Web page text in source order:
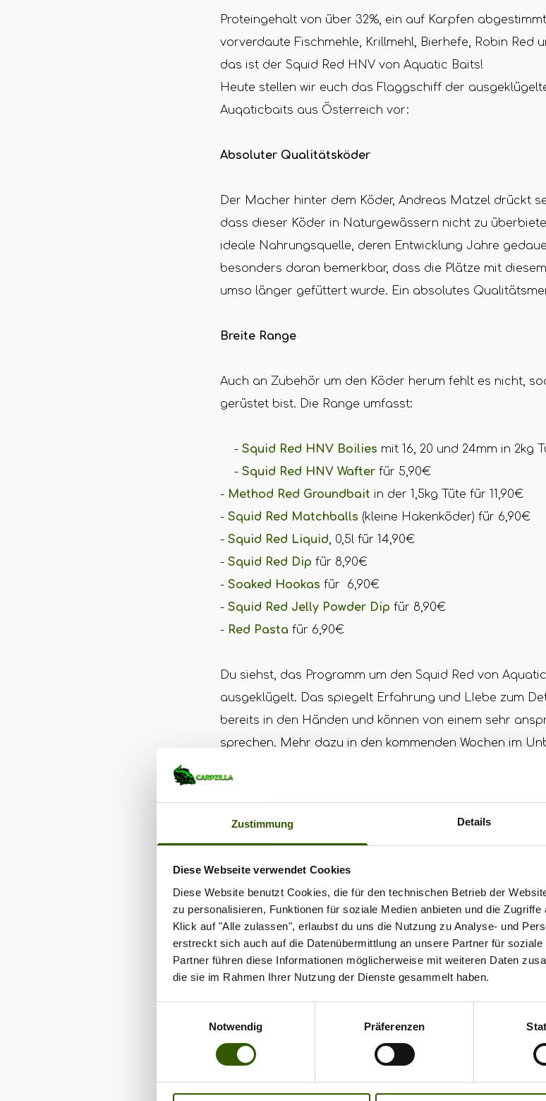
Zustimmung Details
Diese Webseite verwendet Cookies
Diese Website benutzt Cookies, die für den technischen Betrieb der
zu personalisieren, Funktionen für soziale Medien anbieten und die
Klick auf "Alle zulassen", erlaubst du uns die Nutzung zu Analyse- und
erstreckt sich auch auf die Datenübermittlung an unsere Partner für
Partner führen diese Informationen möglicherweise mit weiteren Daten
die sie im Rahmen Ihrer Nutzung der Dienste gesammelt haben.
Notwendig
Präferenzen
Proteingehalt von über 32%, ein auf Karpfen
vorverdaute Fischmehle, Krillmehl, Bierhefe, Robin Red
das ist der Squid Red HNV von Aquatic Baits!
Heute stellen wir euch das Flaggschiff der
Auqaticbaits aus Österreich vor:
Absoluter Qualitätsköder
Der Macher hinter dem Köder, Andreas Matzel drückt
dass dieser Köder in Naturgewässern nicht zu
ideale Nahrungsquelle, deren Entwicklung Jahre
besonders daran bemerkbar, dass die Plätze mit
umso länger gefüttert wurde. Ein absolutes
Breite Range
Auch an Zubehör um den Köder herum fehlt es nicht,
gerüstet bist. Die Range umfasst:
- Squid Red HNV Boilies mit 16, 20 und 24mm in 2kg
​ - Squid Red HNV Wafter für 5,90€
- Method Red Groundbait in der 1,5kg Tüte für 11,90€
- Squid Red Matchballs (kleine Hakenköder) für 6,90€
- Squid Red Liquid, 0,5l für 14,90€
- Squid Red Dip für 8,90€
- Soaked Hookas für 6,90€
- Squid Red Jelly Powder Dip für 8,90€
- Red Pasta für 6,90€
Du siehst, das Programm um den Squid Red von
ausgeklügelt. Das spiegelt Erfahrung und LIebe zum
bereits in den Händen und können von einem sehr
sprechen. Mehr dazu in den kommenden Wochen im